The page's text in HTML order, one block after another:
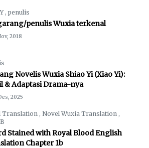
, penulis
penulis Wuxia terkenal
2018
Novelis Wuxia Shiao Yi (Xiao Yi):
& Adaptasi Drama-nya
2025
Translation , Novel Wuxia Translation ,
Stained with Royal Blood English
Chapter 1b